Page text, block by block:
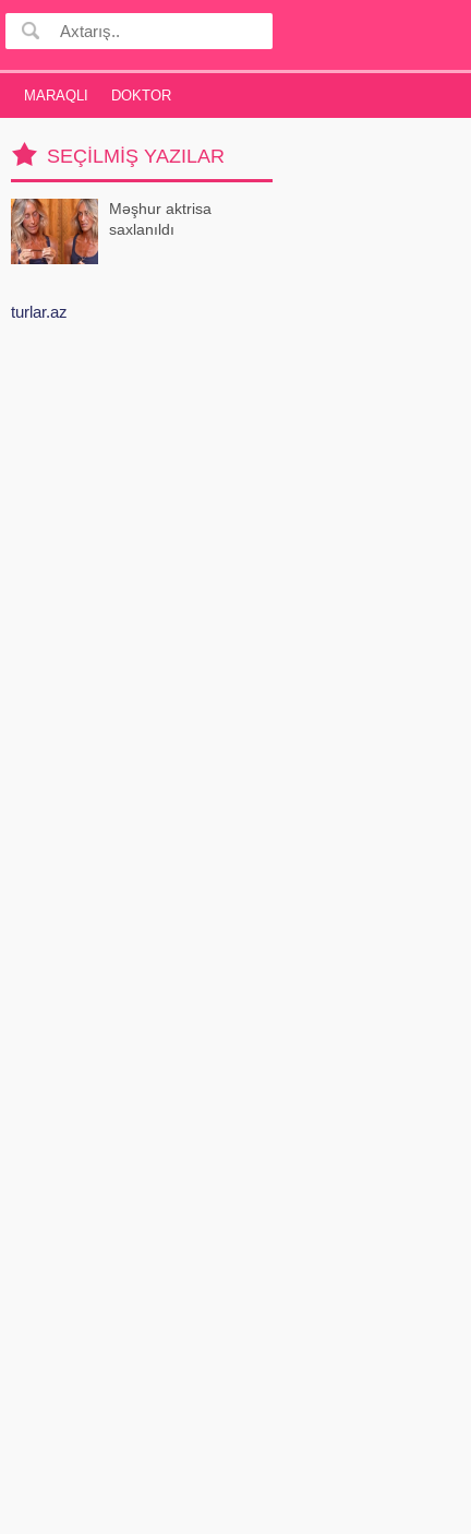
MARAQLI DOKTOR
SEÇILMIŞ YAZILAR
Məşhur aktrisa
saxlanıldı
turlar.az